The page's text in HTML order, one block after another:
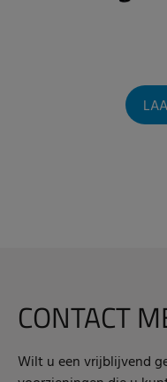
CONTACT
Wilt u een vrijblijvend